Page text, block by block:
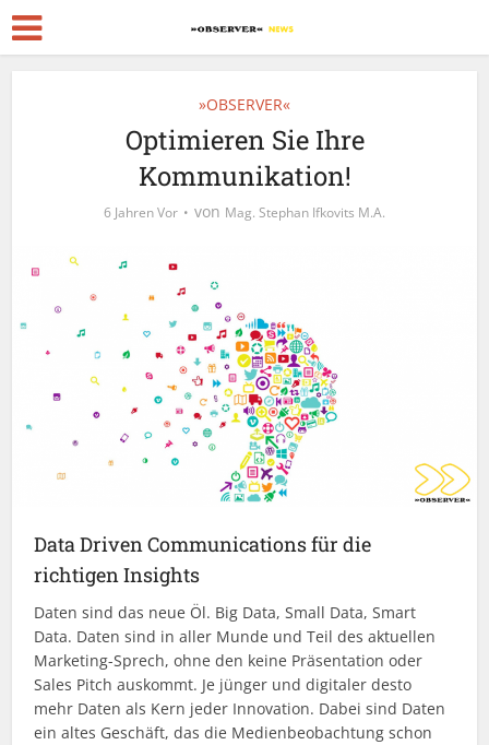
»OBSERVER«
Optimieren Sie Ihre
Kommunikation!
6 Jahren Vor von Mag. Stephan Ifkovits M.A.
Data Driven Communications für die
richtigen Insights
Daten sind das neue Öl. Big Data, Small Data, Smart
Data. Daten sind in aller Munde und Teil des aktuellen
Marketing-Sprech, ohne den keine Präsentation oder
Sales Pitch auskommt. Je jünger und digitaler desto
mehr Daten als Kern jeder Innovation. Dabei sind Daten
ein altes Geschäft, das die Medienbeobachtung schon